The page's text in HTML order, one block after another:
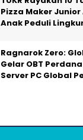
Pizza Maker Junior
Anak Peduli
Ragnarok Zero:
Gelar OBT
Server PC Global